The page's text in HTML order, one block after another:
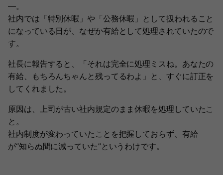
―。
社内では「特別休暇」や「公務休暇」として扱われること
になっている日が、なぜか有給として処理されていたので
す。
社長に報告すると、「それは完全に処理ミスね。あなたの
有給、もちろんちゃんと残ってるわよ」と、すぐに訂正を
してくれました。
原因は、上司が古い社内規定のまま休暇を処理していたこ
と。
社内制度が変わっていたことを把握しておらず、有給
が“知らぬ間に減っていた”というわけです。